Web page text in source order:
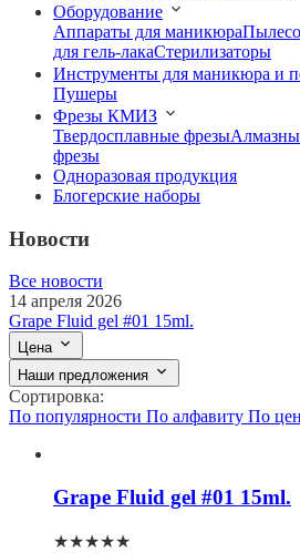
Оборудование
Аппараты для маникюра
для гель-лакаСтерилизаторы
Инструменты для маникюра и
Пушеры
Фрезы КМИЗ
Твердосплавные фрезы
фрезы
Одноразовая продукция
Блогерские наборы
Новости
Все новости
14 апреля 2026
Grape Fluid gel #01 15ml.
Цена
Наши предложения
Сортировка:
По популярности По алфавиту По
Grape Fluid gel #01 15ml.
★★★★★